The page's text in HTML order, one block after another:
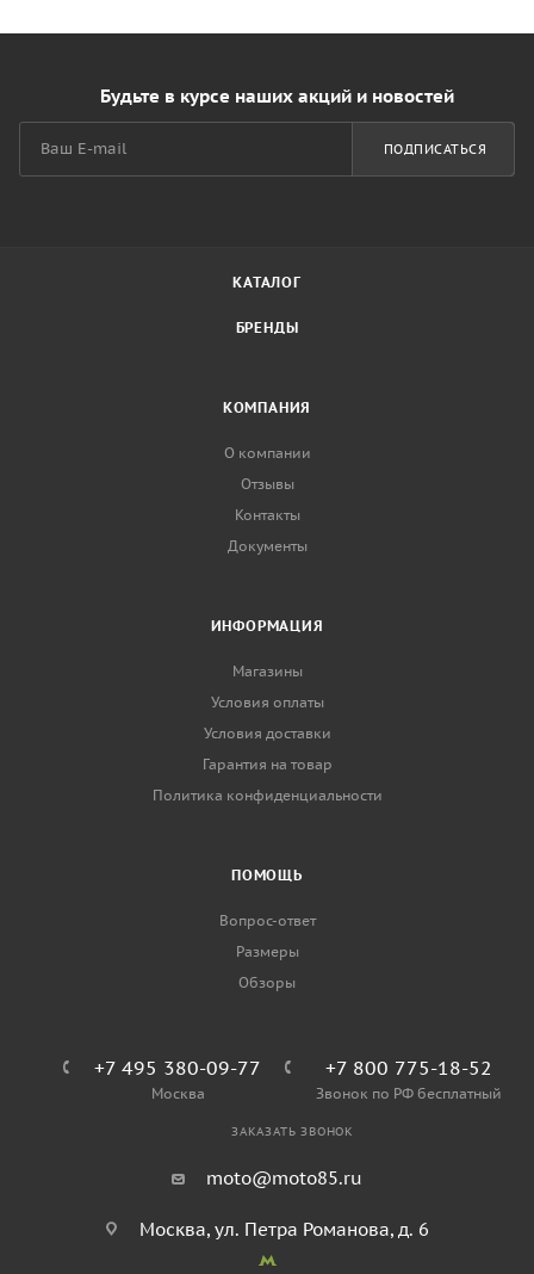
Будьте в курсе наших акций и новостей
ПОДПИСАТЬСЯ
КАТАЛОГ
БРЕНДЫ
КОМПАНИЯ
О компании
Отзывы
Контакты
Документы
ИНФОРМАЦИЯ
Магазины
Условия оплаты
Условия доставки
Гарантия на товар
Политика конфиденциальности
ПОМОЩЬ
Вопрос-ответ
Размеры
Обзоры
+7 495 380-09-77
Москва
+7 800 775-18-52
Звонок по РФ бесплатный
ЗАКАЗАТЬ ЗВОНОК
moto@moto85.ru
Москва, ул. Петра Романова, д. 6